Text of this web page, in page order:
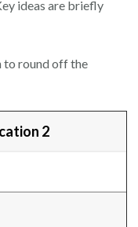
ideas are briefly
to round off the
2